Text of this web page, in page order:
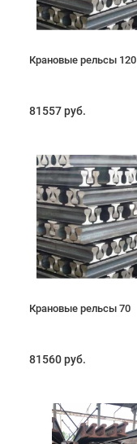
Крановые рельсы 120
81557 руб.
Крановые рельсы 70
81560 руб.